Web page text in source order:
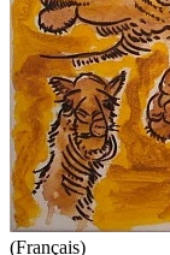
(Français)